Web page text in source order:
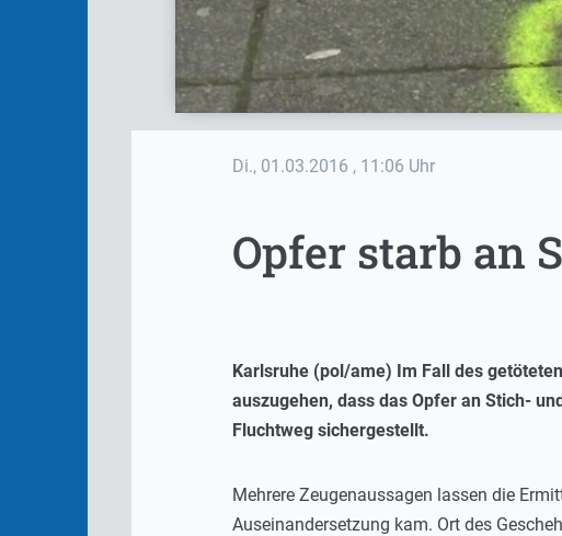
Di., 01.03.2016 , 11:06 Uhr
Opfer starb an
Karlsruhe (pol/ame) Im Fall des
auszugehen, dass das Opfer an Stich-
Fluchtweg sichergestellt.
Mehrere Zeugenaussagen lassen die
Auseinandersetzung kam. Ort des